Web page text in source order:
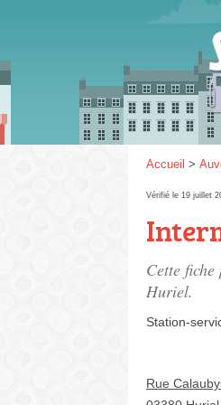
Accueil >
Vérifié le 19 juillet
Cette
Huriel.
Station-
Rue